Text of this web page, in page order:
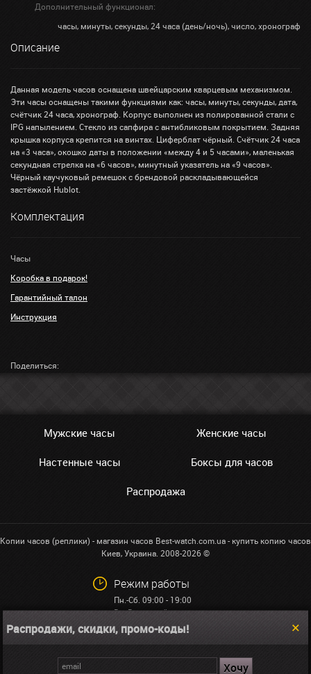
Дополнительный функционал:
часы, минуты, секунды, 24 часа (день/ночь), число, хронограф
Описание
Данная модель часов оснащена швейцарским кварцевым механизмом.
Эти часы оснащены такими функциями как: часы, минуты, секунды, дата,
счётчик 24 часа, хронограф. Корпус выполнен из полированной стали с
IPG напылением. Стекло из сапфира с антибликовым покрытием. Задняя
крышка корпуса крепится на винтах. Циферблат чёрный. Счётчик 24 часа
на «3 часа», окошко даты в положении «между 4 и 5 часами», маленькая
секундная стрелка на «6 часов», минутный указатель на «9 часов».
Чёрный каучуковый ремешок с брендовой раскладывающейся
застёжкой Hublot.
Комплектация
Часы
Коробка в подарок!
Гарантийный талон
Инструкция
Поделиться:
Мужские часы Женские часы
Настенные часы Боксы для часов
Распродажа
Копии часов (реплики) - магазин часов Best-watch.com.ua - купить копию часов
Киев, Украина. 2008-2026 ©
Режим работы
Пн.-Сб. 09:00 - 19:00
Вс: Выходной
+38 (068)591-32-23
info@best-watch.com.ua
Распродажи, скидки, промо-коды!